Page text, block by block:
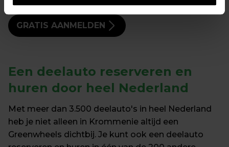
GRATIS AANMELDEN
Een deelauto reserveren en
huren door heel Nederland
Met meer dan 3.500 deelauto's in heel Nederland
heb je niet alleen in Krommenie altijd een
Greenwheels dichtbij. Je kunt ook een deelauto